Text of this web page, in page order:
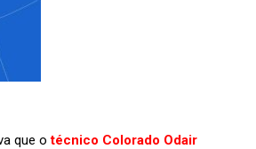
que otécnico Colorado Odair